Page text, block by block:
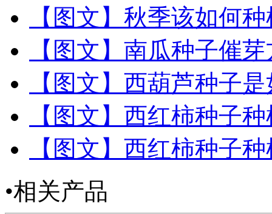
【图文】秋季该如何
【图文】南瓜种子催
【图文】西葫芦种子
【图文】西红柿种子
【图文】西红柿种子
•相关产品